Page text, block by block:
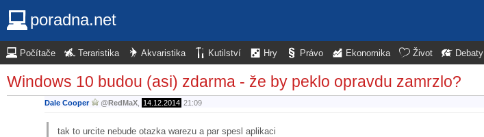
poradna.net
Počítače Teraristika Akvaristika Kutilství Hry Právo Ekonomika Život Debaty
Windows 10 budou (asi) zdarma - že by peklo opravdu zamrzlo?
Dale Cooper @RedMaX 14.12.2014 21:09
tak to urcite nebude otazka warezu a par spesl aplikaci